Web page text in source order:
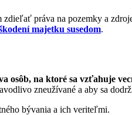
práva na pozemky a
majetku susedom.
osôb, na ktoré sa vzťahuje
zneužívané a aby sa
bývania a ich veriteľmi.